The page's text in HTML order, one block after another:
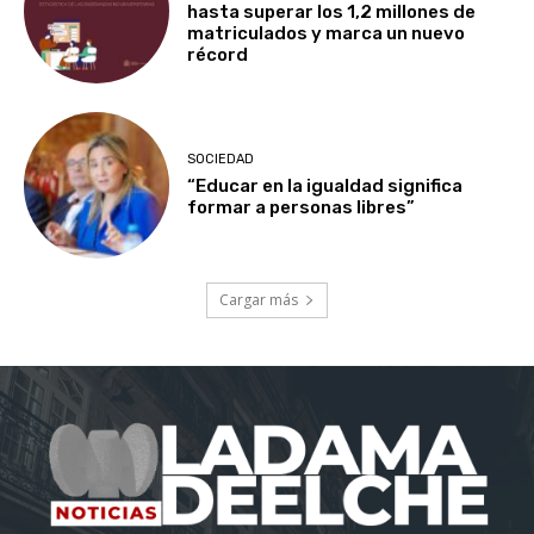
hasta superar los 1,2 millones de
matriculados y marca un nuevo
récord
SOCIEDAD
“Educar en la igualdad significa
formar a personas libres”
Cargar más